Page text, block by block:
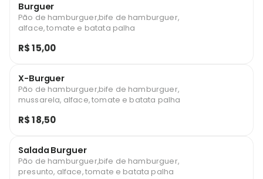
Burguer
Pão de hamburguer,bife de hamburguer,
alface, tomate e batata palha
R$ 15,00
X-Burguer
Pão de hamburguer,bife de hamburguer,
mussarela, alface, tomate e batata palha
R$ 18,50
Salada Burguer
Pão de hamburguer,bife de hamburguer,
presunto, alface, tomate e batata palha